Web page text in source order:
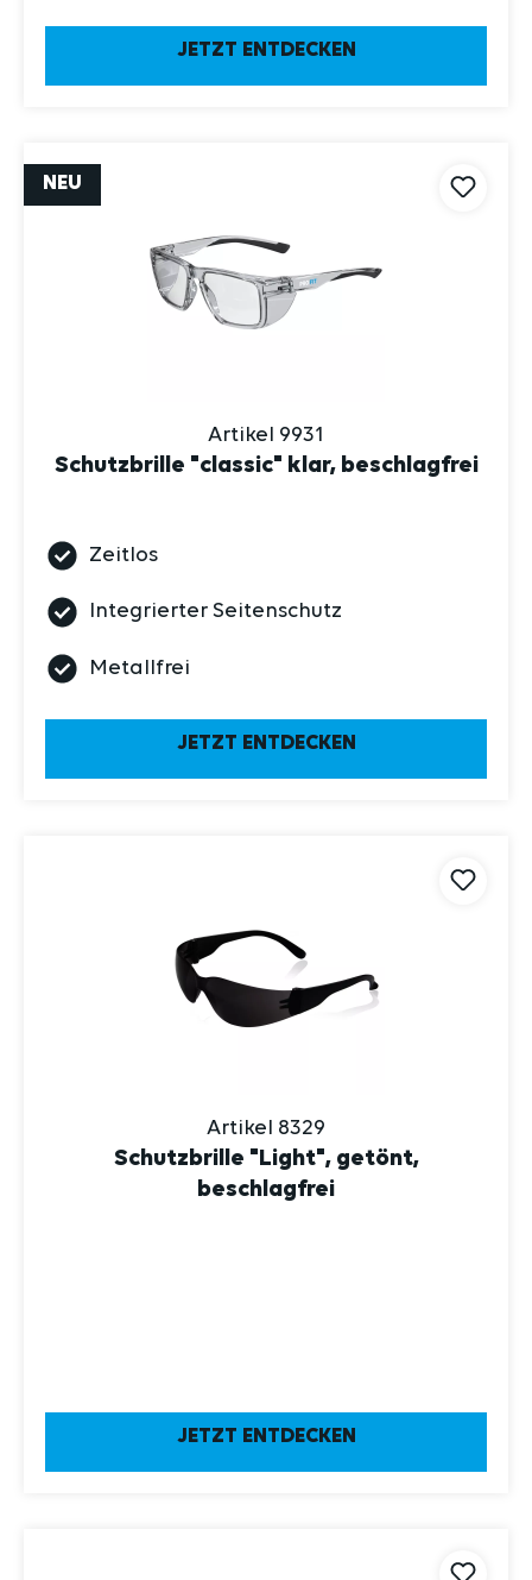
JETZT ENTDECKEN
NEU
Artikel 9931
Schutzbrille "classic" klar, beschlagfrei
Zeitlos
Integrierter Seitenschutz
Metallfrei
JETZT ENTDECKEN
Artikel 8329
Schutzbrille "Light", getönt,
beschlagfrei
JETZT ENTDECKEN